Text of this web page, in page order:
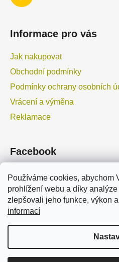
Používáme cookies, abychom
prohlížení webu a díky
zlepšovali jeho funkce, výkon
informací
Informace pro vás
Jak nakupovat
Obchodní podmínky
Podmínky ochrany osobních
Vrácení a výměna
Reklamace
Facebook